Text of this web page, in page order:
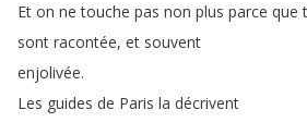
Et on ne touche pas non plus parce que
sont racontée, et souvent
enjolivée.
Les guides de Paris la décrivent